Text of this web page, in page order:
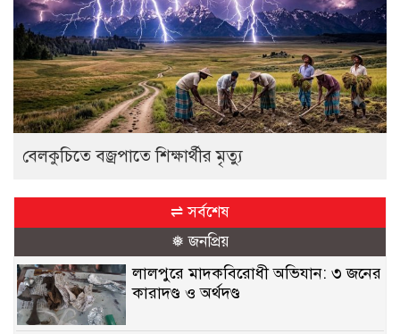
বেলকুচিতে বজ্রপাতে শিক্ষার্থীর মৃত্যু
⇌ সর্বশেষ
❅ জনপ্রিয়
লালপুরে মাদকবিরোধী অভিযান: ৩ জনের
কারাদণ্ড ও অর্থদণ্ড